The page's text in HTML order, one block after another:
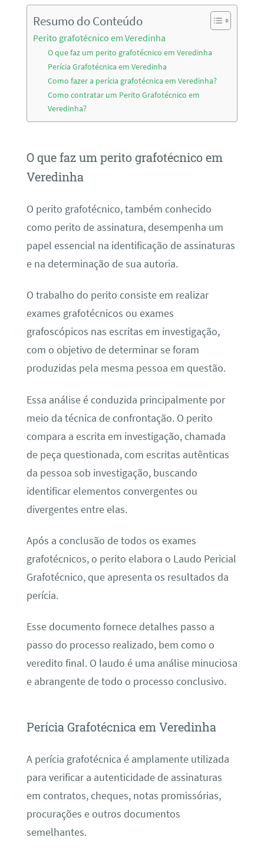
Resumo do Conteúdo
Perito grafotécnico em Veredinha
O que faz um perito grafotécnico em Veredinha
Perícia Grafotécnica em Veredinha
Como fazer a perícia grafotécnica em Veredinha?
Como contratar um Perito Grafotécnico em
Veredinha?
O que faz um perito grafotécnico em
Veredinha
O perito grafotécnico, também conhecido
como perito de assinatura, desempenha um
papel essencial na identificação de assinaturas
e na determinação de sua autoria.
O trabalho do perito consiste em realizar
exames grafotécnicos ou exames
grafoscópicos nas escritas em investigação,
com o objetivo de determinar se foram
produzidas pela mesma pessoa em questão.
Essa análise é conduzida principalmente por
meio da técnica de confrontação. O perito
compara a escrita em investigação, chamada
de peça questionada, com escritas autênticas
da pessoa sob investigação, buscando
identificar elementos convergentes ou
divergentes entre elas.
Após a conclusão de todos os exames
grafotécnicos, o perito elabora o Laudo Pericial
Grafotécnico, que apresenta os resultados da
perícia.
Esse documento fornece detalhes passo a
passo do processo realizado, bem como o
veredito final. O laudo é uma análise minuciosa
e abrangente de todo o processo conclusivo.
Perícia Grafotécnica em Veredinha
A perícia grafotécnica é amplamente utilizada
para verificar a autenticidade de assinaturas
em contratos, cheques, notas promissórias,
procurações e outros documentos
semelhantes.